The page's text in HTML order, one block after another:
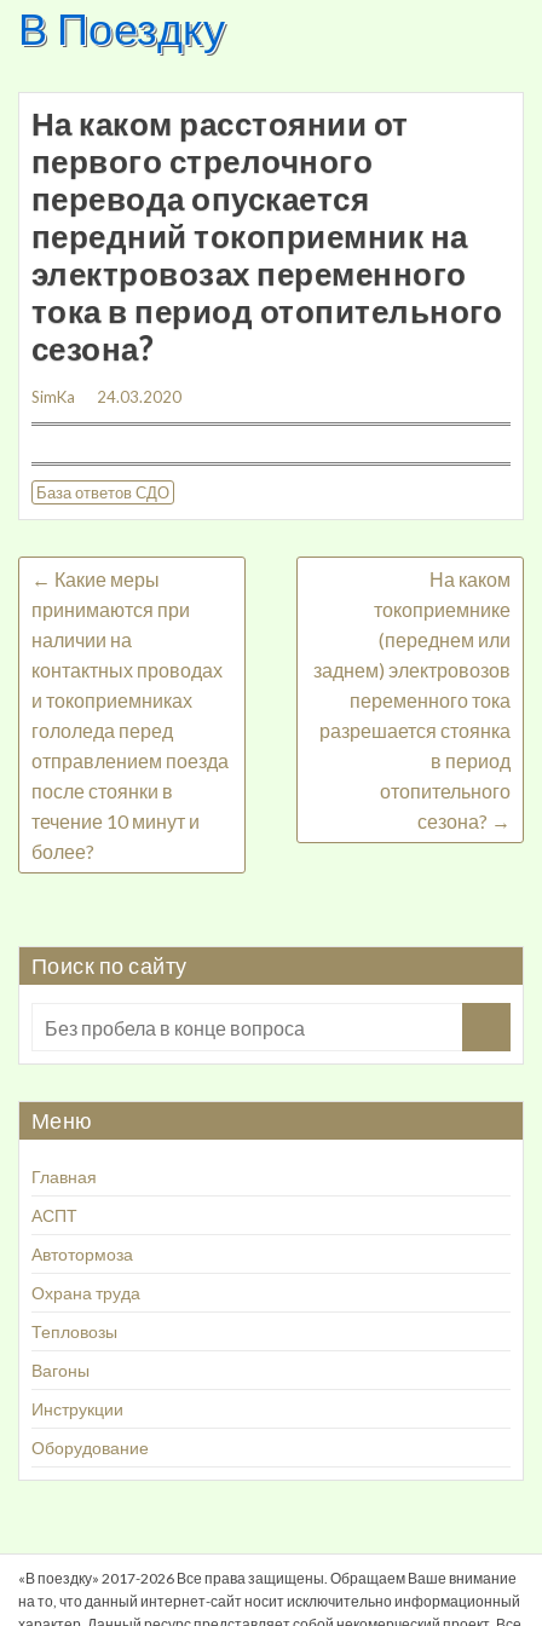
SkipВ Поездку
На каком расстоянии от
первого стрелочного
перевода опускается
передний токоприемник на
электровозах переменного
тока в период отопительного
сезона?
SimKa 24.03.2020
База ответов СДО
← Какие меры
принимаются при
наличии на
контактных проводах
и токоприемниках
гололеда перед
отправлением поезда
после стоянки в
течение 10 минут и
более?
На каком
токоприемнике
(переднем или
заднем) электровозов
переменного тока
разрешается стоянка
в период
отопительного
сезона? →
Поиск по сайту
Меню
Главная
АСПТ
Автотормоза
Охрана труда
Тепловозы
Вагоны
Инструкции
Оборудование
«В поездку» 2017-2026 Все права защищены. Обращаем Ваше внимание
на то, что данный интернет-сайт носит исключительно информационный